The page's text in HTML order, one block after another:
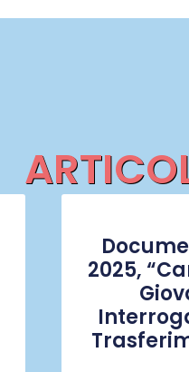
2025,